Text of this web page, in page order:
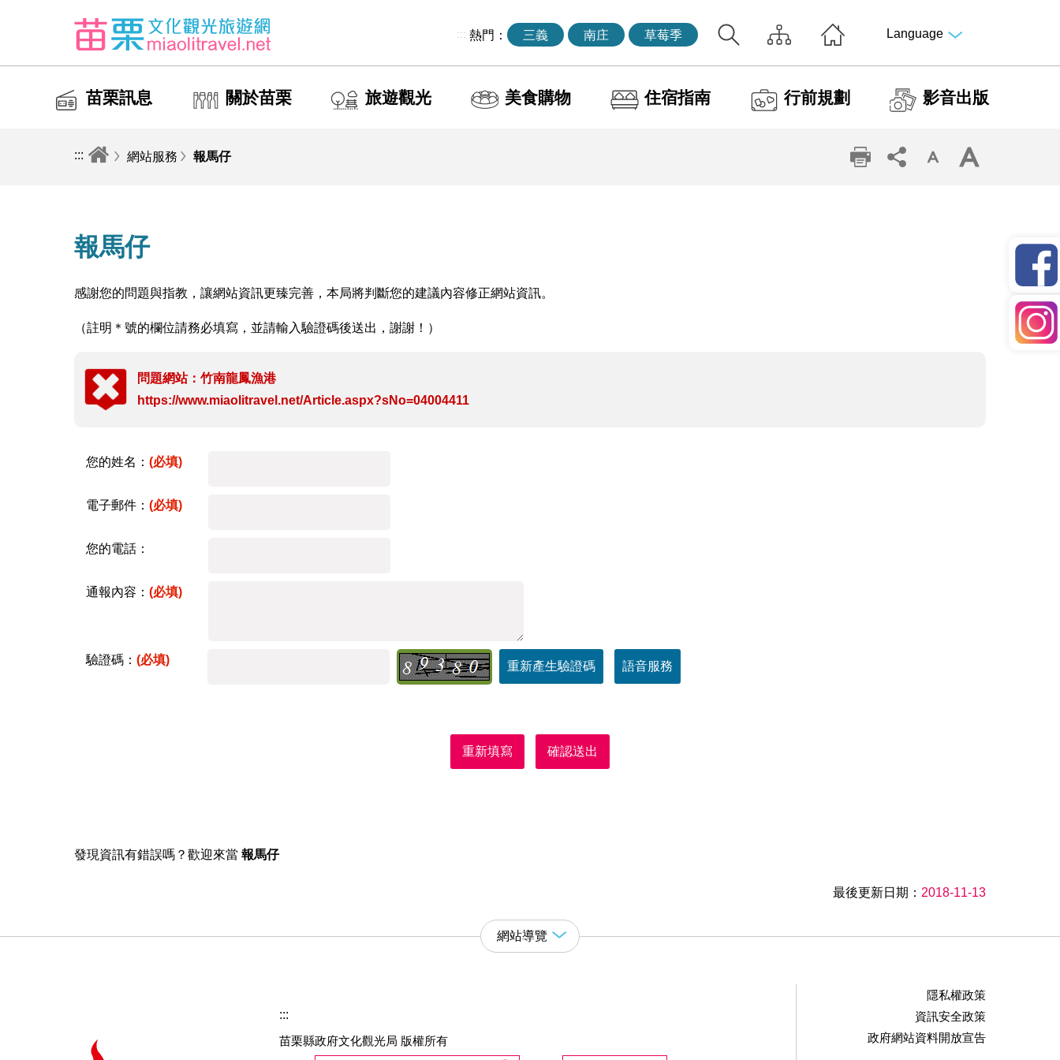
::: 熱門： 三義 南庄 草莓季 Language
苗栗訊息 關於苗栗 旅遊觀光 美食購物 住宿指南 行前規劃 影音出版
::: 網站服務 報馬仔
報馬仔
感謝您的問題與指教，讓網站資訊更臻完善，本局將判斷您的建議內容修正網站資訊。
（註明＊號的欄位請務必填寫，並請輸入驗證碼後送出，謝謝！）
問題網站：竹南龍鳳漁港
https://www.miaolitravel.net/Article.aspx?sNo=04004411
您的姓名：(必填)
電子郵件：(必填)
您的電話：
通報內容：(必填)
驗證碼：(必填) 重新產生驗證碼 語音服務
重新填寫 確認送出
發現資訊有錯誤嗎？歡迎來當報馬仔
最後更新日期： 2018-11-13
網站導覽
:::
苗栗縣政府文化觀光局 版權所有
隱私權政策
資訊安全政策
政府網站資料開放宣告